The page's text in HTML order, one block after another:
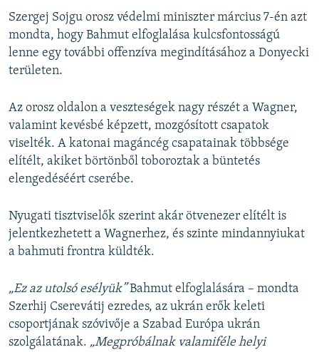
Szergej Sojgu orosz védelmi miniszter március 7-én azt
mondta, hogy Bahmut elfoglalása kulcsfontosságú
lenne egy további offenzíva megindításához a Donyecki
területen.
Az orosz oldalon a veszteségek nagy részét a Wagner,
valamint kevésbé képzett, mozgósított csapatok
viselték. A katonai magáncég csapatainak többsége
elítélt, akiket börtönből toboroztak a büntetés
elengedéséért cserébe.
Nyugati tisztviselők szerint akár ötvenezer elítélt is
jelentkezhetett a Wagnerhez, és szinte mindannyiukat
a bahmuti frontra küldték.
„Ez az utolsó esélyük”Bahmut elfoglalására – mondta
Szerhij Cserevátij ezredes, az ukrán erők keleti
csoportjának szóvivője a Szabad Európa ukrán
szolgálatának. „Megpróbálnak valamiféle helyi